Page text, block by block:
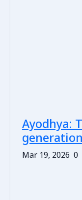
Ayodhya:
Mar 19, 2026 0